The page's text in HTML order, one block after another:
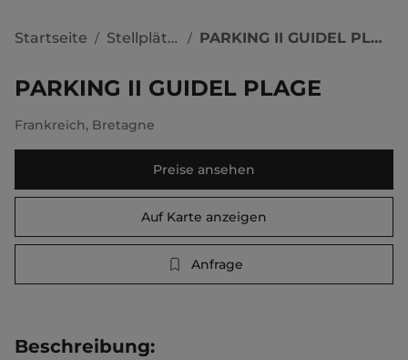
Startseite / Stellplätze / PARKING II GUIDEL PLAGE
PARKING II GUIDEL PLAGE
Frankreich, Bretagne
Preise ansehen
Auf Karte anzeigen
Anfrage
Beschreibung: